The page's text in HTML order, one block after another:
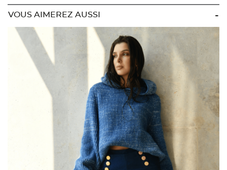
VOUS AIMEREZ AUSSI